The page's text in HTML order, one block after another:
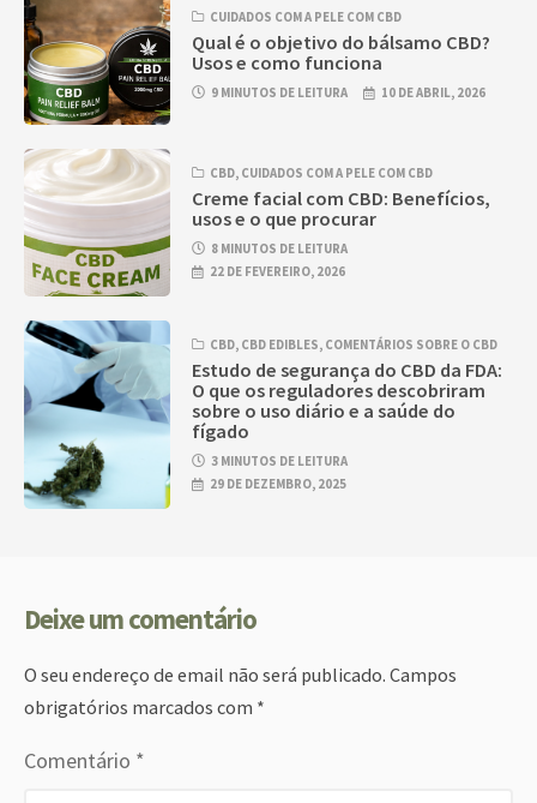
CUIDADOS COM A PELE COM CBD
Qual é o objetivo do bálsamo CBD?
Usos e como funciona
9 MINUTOS DE LEITURA 10 DE ABRIL, 2026
CBD, CUIDADOS COM A PELE COM CBD
Creme facial com CBD: Benefícios,
usos e o que procurar
8 MINUTOS DE LEITURA
22 DE FEVEREIRO, 2026
CBD, CBD EDIBLES, COMENTÁRIOS SOBRE O CBD
Estudo de segurança do CBD da FDA:
O que os reguladores descobriram
sobre o uso diário e a saúde do
fígado
3 MINUTOS DE LEITURA
29 DE DEZEMBRO, 2025
Deixe um comentário
O seu endereço de email não será publicado. Campos
obrigatórios marcados com *
Comentário *